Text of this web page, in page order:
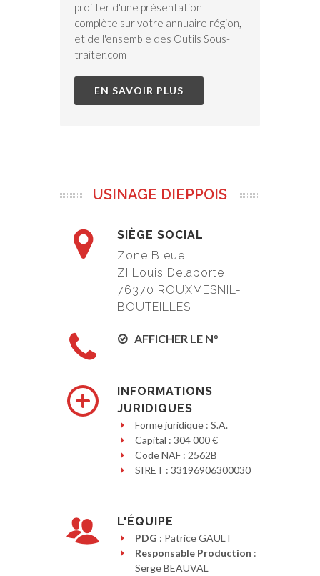
profiter d'une présentation
complète sur votre annuaire région,
et de l'ensemble des Outils Sous-
traiter.com
EN SAVOIR PLUS
USINAGE DIEPPOIS
SIÈGE SOCIAL
Zone Bleue
ZI Louis Delaporte
76370 ROUXMESNIL-
BOUTEILLES
AFFICHER LE N°
INFORMATIONS
JURIDIQUES
Forme juridique : S.A.
Capital : 304 000 €
Code NAF : 2562B
SIRET : 33196906300030
L'ÉQUIPE
PDG : Patrice GAULT
Responsable Production :
Serge BEAUVAL